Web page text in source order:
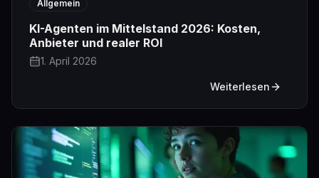
Allgemein
KI-Agenten im Mittelstand 2026: Kosten,
Anbieter und realer ROI
1. April 2026
Weiterlesen